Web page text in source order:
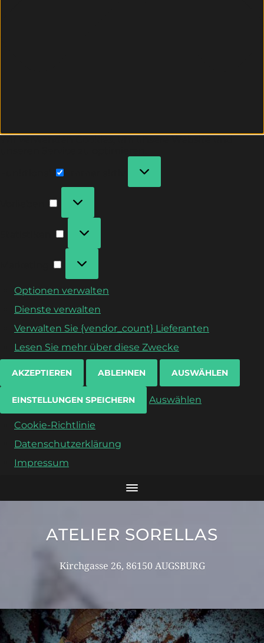
Optionen verwalten
Dienste verwalten
Verwalten Sie {vendor_count} Lieferanten
Lesen Sie mehr über diese Zwecke
AKZEPTIEREN ABLEHNEN AUSWÄHLEN
EINSTELLUNGEN SPEICHERN Auswählen
Cookie-Richtlinie
Datenschutzerklärung
Impressum
ATELIER SORELLAS
Kirchgasse 26, 86150 AUGSBURG